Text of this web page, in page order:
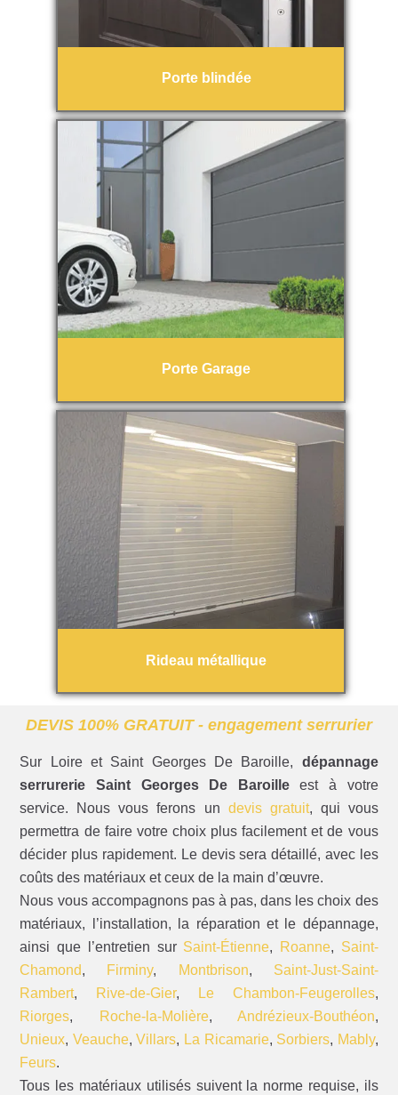
Porte blindée
Porte Garage
Rideau métallique
DEVIS 100% GRATUIT - engagement serrurier
Sur Loire et Saint Georges De Baroille, dépannage
serrurerie Saint Georges De Baroilleest à votre
service. Nous vous ferons un devis gratuit, qui vous
permettra de faire votre choix plus facilement et de vous
décider plus rapidement. Le devis sera détaillé, avec les
coûts des matériaux et ceux de la main d’œuvre.
Nous vous accompagnons pas à pas, dans les choix des
matériaux, l’installation, la réparation et le dépannage,
ainsi que l’entretien sur Saint-Étienne, Roanne, Saint-
Chamond, Firminy, Montbrison, Saint-Just-Saint-
Rambert, Rive-de-Gier, Le Chambon-Feugerolles,
Riorges, Roche-la-Molière, Andrézieux-Bouthéon,
Unieux, Veauche,Villars, La Ricamarie, Sorbiers, Mably,
Feurs.
Tous les matériaux utilisés suivent la norme requise, ils